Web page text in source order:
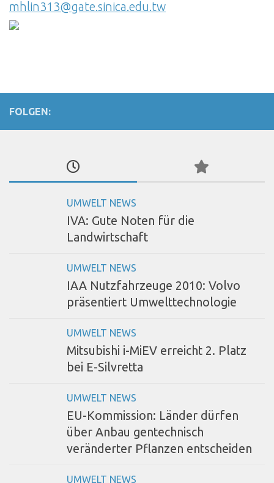
mhlin313@gate.sinica.edu.tw
FOLGEN:
UMWELT NEWS
IVA: Gute Noten für die
Landwirtschaft
UMWELT NEWS
IAA Nutzfahrzeuge 2010: Volvo
präsentiert Umwelttechnologie
UMWELT NEWS
Mitsubishi i-MiEV erreicht 2. Platz
bei E-Silvretta
UMWELT NEWS
EU-Kommission: Länder dürfen
über Anbau gentechnisch
veränderter Pflanzen entscheiden
UMWELT NEWS